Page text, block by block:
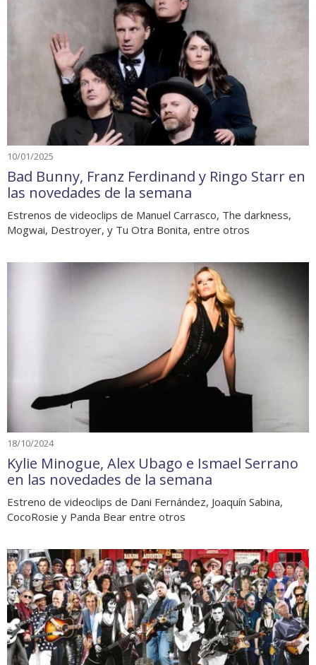
10/01/2025
Bad Bunny, Franz Ferdinand y Ringo Starr en
las novedades de la semana
Estrenos de videoclips de Manuel Carrasco, The darkness,
Mogwai, Destroyer, y Tu Otra Bonita, entre otros
18/10/2024
Kylie Minogue, Alex Ubago e Ismael Serrano
en las novedades de la semana
Estreno de videoclips de Dani Fernández, Joaquín Sabina,
CocoRosie y Panda Bear entre otros